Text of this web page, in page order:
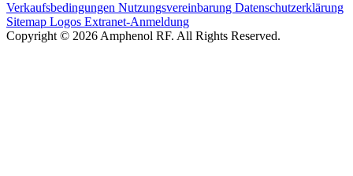
Verkaufsbedingungen Nutzungsvereinbarung Datenschutzerklärung
Sitemap Logos Extranet-Anmeldung
Copyright © 2026 Amphenol RF. All Rights Reserved.